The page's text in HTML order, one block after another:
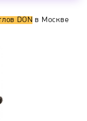
DON в Москве